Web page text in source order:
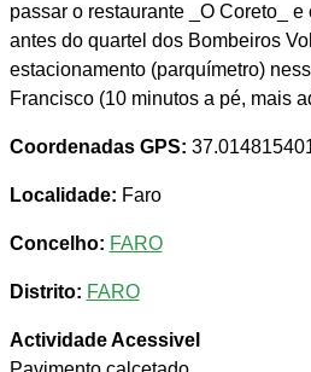
passar o restaurante _O Coreto_
antes do quartel dos Bombeiros
estacionamento (parquímetro)
Francisco (10 minutos a pé, mais
Coordenadas GPS:
Localidade: Faro
Concelho: FARO
Distrito: FARO
Actividade Acessivel